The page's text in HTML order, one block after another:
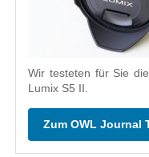
Wir testeten für Sie
Lumix S5 II.
Zum OWL Journal